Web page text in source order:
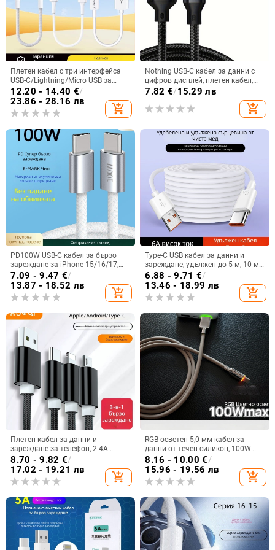
Плетен кабел с три интерфейса
USB-C/Lightning/Micro USB за
бързо зареждане, 60W
12.20 - 14.40 €/
23.86 - 28.16 лв
add_shopping_cart
Nothing USB-C кабел за данни с
цифров дисплей, плетен кабел,
60W PD, единичен конектор
7.82 €/15.29 лв
add_shopping_cart
PD100W USB-C кабел за бързо
зареждане за iPhone 15/16/17,
Huawei, Honor и Vivo таблет
7.09 - 9.47 €/
13.87 - 18.52 лв
add_shopping_cart
Type-C USB кабел за данни и
зареждане, удължен до 5 м, 10 м
удължителен кабел за мобилни
телефони и охранителни камери
6.88 - 9.71 €/
13.46 - 18.99 лв
add_shopping_cart
Плетен кабел за данни и
зареждане за телефон, 2.4A
бързо зареждане, 1 м дължина,
разделител 1 към 3, интерфейси
Lightning, Micro USB и Type-C, 12W
максимална мощност
8.70 - 9.82 €/
17.02 - 19.21 лв
add_shopping_cart
RGB осветен 5,0 мм кабел за
данни от течен силикон, 100W
бързо зареждане, съвместим с
Huawei и iPhone 15/16
8.16 - 10.00 €/
15.96 - 19.56 лв
add_shopping_cart